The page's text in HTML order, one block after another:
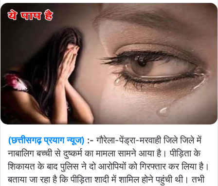
(छत्तीसगढ़ प्रयाग न्यूज) :- गौरेला-पेंड्रा-मरवाही जिले जिले में
नाबालिग बच्ची से दुष्कर्म का मामला सामने आया है। पीड़िता के
शिकायत के बाद पुलिस ने दो आरोपियों को गिरफ्तार कर लिया है।
बताया जा रहा है कि पीड़िता शादी में शामिल होने पहुंची थी। तभी